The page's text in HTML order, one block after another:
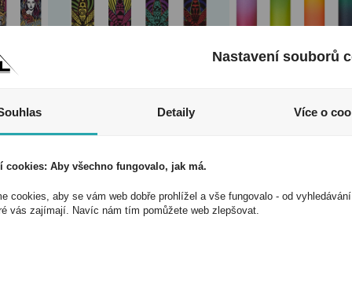
4 Life
CKJ11RH
CKJ11RH Metallic
Nastavení souborů
Detaily Více o
cookies: Aby všechno fungovalo, jak má.
cookies, aby se vám web dobře prohlížel a vše fungovalo - od
vás zajímají. Navíc nám tím pomůžete web zlepšovat.